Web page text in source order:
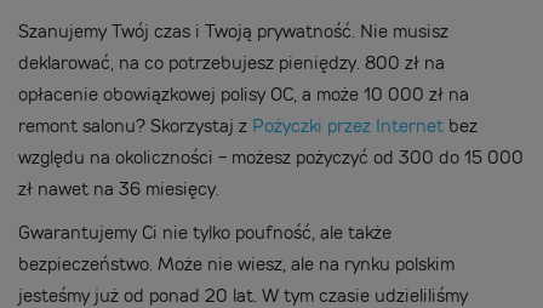
Szanujemy Twój czas i Twoją prywatność. Nie musisz
deklarować, na co potrzebujesz pieniędzy. 800 zł na
opłacenie obowiązkowej polisy OC, a może 10 000 zł na
remont salonu? Skorzystaj z Pożyczki przez Internet bez
względu na okoliczności - możesz pożyczyć od 300 do 15 000
zł nawet na 36 miesięcy.
Gwarantujemy Ci nie tylko poufność, ale także
bezpieczeństwo. Może nie wiesz, ale na rynku polskim
jesteśmy już od ponad 20 lat. W tym czasie udzieliliśmy